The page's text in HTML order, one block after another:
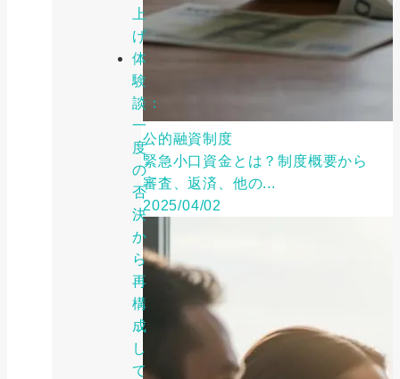
上
げ
体
験
談：
一
度
の
否
決
か
ら
再
構
成
し
て
公的融資制度
緊急小口資金とは？制度概要から
審査、返済、他の...
2025/04/02